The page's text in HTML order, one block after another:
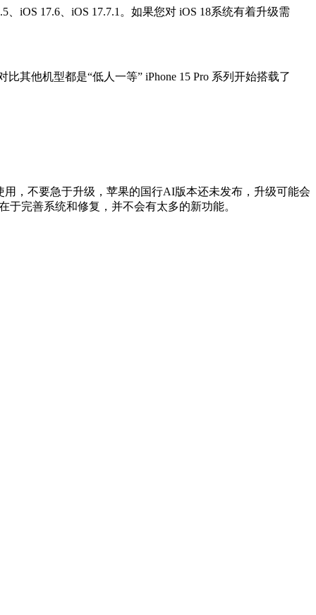
iOS 17.6、iOS 17.7.1。如果您对 iOS 18系统有着升级需
其他机型都是“低人一等” iPhone 15 Pro 系列开始搭载了
用，不要急于升级，苹果的国行AI版本还未发布，升级可能会
完善系统和修复，并不会有太多的新功能。